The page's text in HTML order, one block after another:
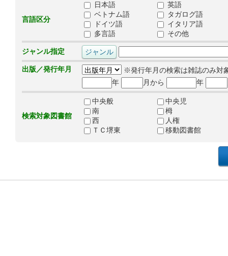
言語区分
日本語
英語
ベトナム語
タガログ語
ドイツ語
イタリア語
多言語
その他
ジャンル指定
出版／発行年月
※発行年月の検索は雑誌のみ対
年
月から 年
検索対象図書館
中央般
中央児
南
栂
西
人権
ＴＣ堺東
移動図書館